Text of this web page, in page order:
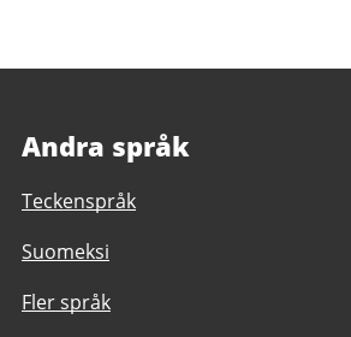
Andra språk
Teckenspråk
Suomeksi
Fler språk